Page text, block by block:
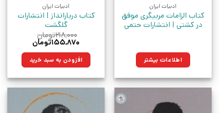
ادبیات ایران
کتاب الزامات مربیگری موفق
در کشتی | انتشارات حتمی
اطلاعات بیشتر
ادبیات ایران
کتاب دربارانداز | انتشارات
گلگشت
۲۱۸,۰۰۰تومان
قیمت
۲۱۸,۰۰۰تومان
بود.
۱۵۵,۸۷۰تومان
۱۵۵,۸۷۰تومان.افزودن به سبد خرید